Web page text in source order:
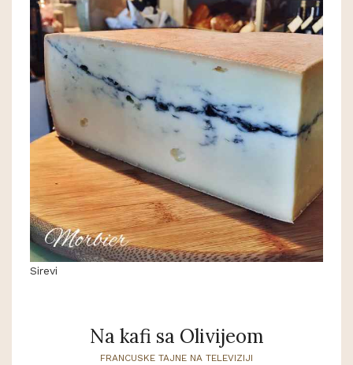
Sirevi
Na kafi sa Olivijeom
FRANCUSKE TAJNE NA TELEVIZIJI